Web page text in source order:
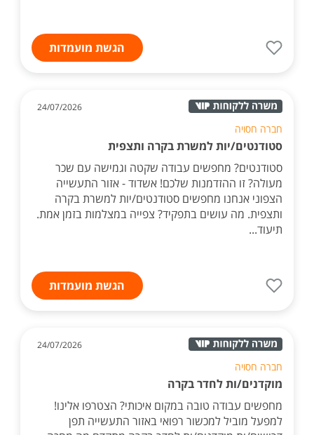
הגשת מועמדות
24/07/2026
חברה חסויה
סטודנטים/יות למשרת בקרה ותצפית
סטודנטים? מחפשים עבודה שקטה וגמישה עם שכר
מעולה? זו ההזדמנות שלכם! אשדוד - אזור התעשייה
הצפוני אנחנו מחפשים סטודנטים/יות למשרת בקרה
ותצפית. מה עושים בתפקיד? צפייה במצלמות בזמן אמת.
תיעוד...
הגשת מועמדות
24/07/2026
חברה חסויה
מוקדנים/ות לחדר בקרה
מחפשים עבודה טובה במקום איכותי? הצטרפו אלינו!
למפעל מוביל למכשור רפואי באזור התעשייה תפן